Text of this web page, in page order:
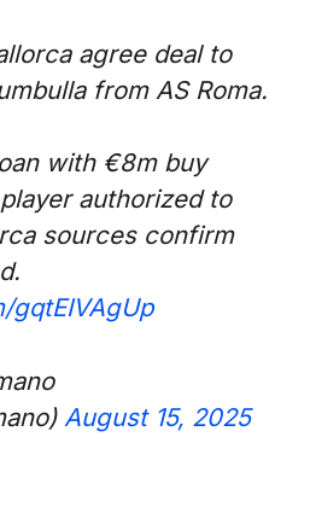
agree deal to
from AS Roma.
with €8m buy
authorized to
sources confirm
August 15, 2025